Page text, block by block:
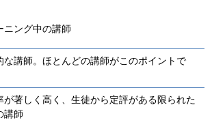
ニング中の講師
な講師。ほとんどの講師がこのポイントで
が著しく高く、生徒から定評がある限られた
講師